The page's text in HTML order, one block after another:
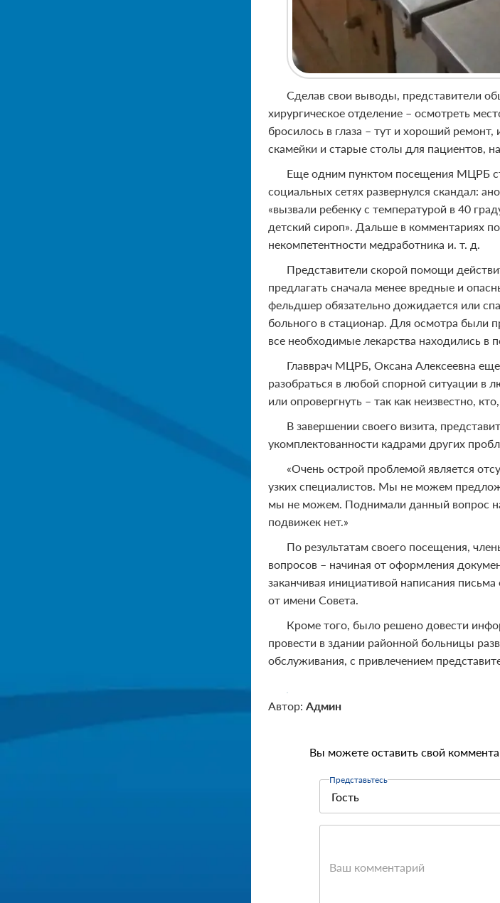
Сделав свои выводы, представители
хирургическое отделение – осмотреть
бросилось в глаза – тут и хороший
скамейки и старые столы для пациентов,
Еще одним пунктом посещения МЦРБ
социальных сетях развернулся скандал:
«вызвали ребенку с температурой в 40
детский сироп». Дальше в комментариях
некомпетентности медработника и. т. д.
Представители скорой помощи
предлагать сначала менее вредные и
фельдшер обязательно дожидается или
больного в стационар. Для осмотра были
все необходимые лекарства находились в
Главврач МЦРБ, Оксана Алексеевна
разобраться в любой спорной ситуации в
или опровергнуть – так как неизвестно,
В завершении своего визита,
укомплектованности кадрами других
«Очень острой проблемой является
узких специалистов. Мы не можем
мы не можем. Поднимали данный вопрос
подвижек нет.»
По результатам своего посещения,
вопросов – начиная от оформления
заканчивая инициативой написания
от имени Совета.
Кроме того, было решено довести
провести в здании районной больницы
обслуживания, с привлечением
Автор: Админ
Вы можете оставить свой
Представьтесь
Ваш комментарий